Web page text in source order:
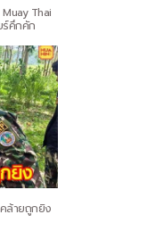
Thai
ร์คึกคัก
ล้ายถูกยิง